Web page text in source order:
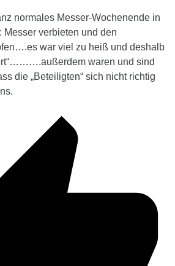
normales Messer-Wochenende in
Messer verbieten und den
war viel zu heiß und deshalb
waren und sind
die „Beteiligten“ sich nicht richtig